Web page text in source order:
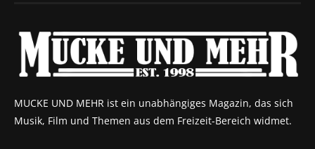
MUCKE UND MEHR ist ein unabhängiges Magazin, das sich
Musik, Film und Themen aus dem Freizeit-Bereich widmet.